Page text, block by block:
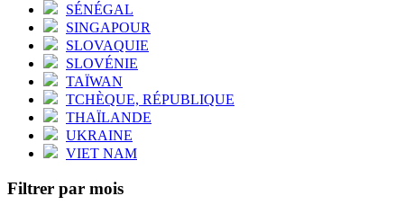
SÉNÉGAL
SINGAPOUR
SLOVAQUIE
SLOVÉNIE
TAÏWAN
TCHÈQUE, RÉPUBLIQUE
THAÏLANDE
UKRAINE
VIET NAM
Filtrer par mois